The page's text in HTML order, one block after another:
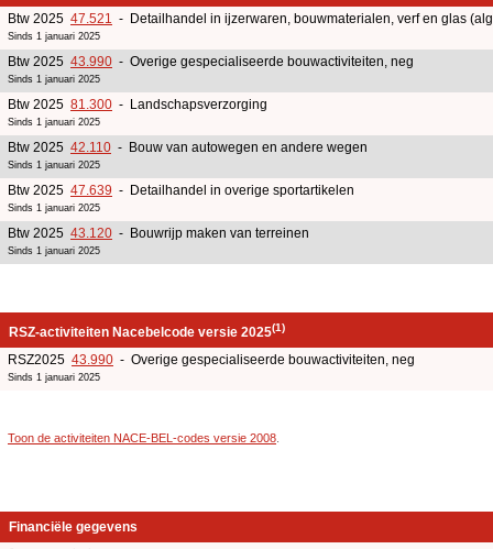
Btw 2025 47.521 - Detailhandel in ijzerwaren, bouwmaterialen, verf en glas
Sinds 1 januari 2025
Btw 2025 43.990 - Overige gespecialiseerde bouwactiviteiten, neg
Sinds 1 januari 2025
Btw 2025 81.300 - Landschapsverzorging
Sinds 1 januari 2025
Btw 2025 42.110 - Bouw van autowegen en andere wegen
Sinds 1 januari 2025
Btw 2025 47.639 - Detailhandel in overige sportartikelen
Sinds 1 januari 2025
Btw 2025 43.120 - Bouwrijp maken van terreinen
Sinds 1 januari 2025
RSZ-activiteiten Nacebelcode versie 2025(1)
RSZ2025 43.990 - Overige gespecialiseerde bouwactiviteiten, neg
Sinds 1 januari 2025
Toon de activiteiten NACE-BEL-codes versie 2008
Financiële gegevens